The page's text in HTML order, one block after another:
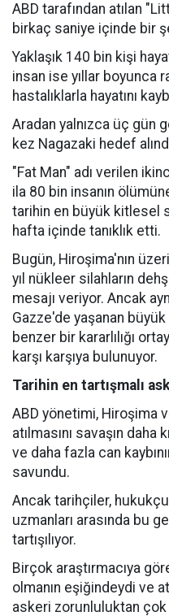
ABD tarafından atılan
birkaç saniye içinde bir
Yaklaşık 140 bin kişi
insan ise yıllar boyunca
hastalıklarla hayatını
Aradan yalnızca üç gün
kez Nagazaki hedef
"Fat Man" adı verilen
ila 80 bin insanın
tarihin en büyük kitlesel
hafta içinde tanıklık etti.
Bugün, Hiroşima'nın
yıl nükleer silahların
mesajı veriyor. Ancak
Gazze'de yaşanan büyük
benzer bir kararlılığı
karşı karşıya bulunuyor.
Tarihin en tartışmalı
ABD yönetimi, Hiroşima
atılmasını savaşın
ve daha fazla can
savundu.
Ancak tarihçiler,
uzmanları arasında bu
tartışılıyor.
Birçok araştırmacıya
olmanın eşiğindeydi ve
askeri zorunluluktan